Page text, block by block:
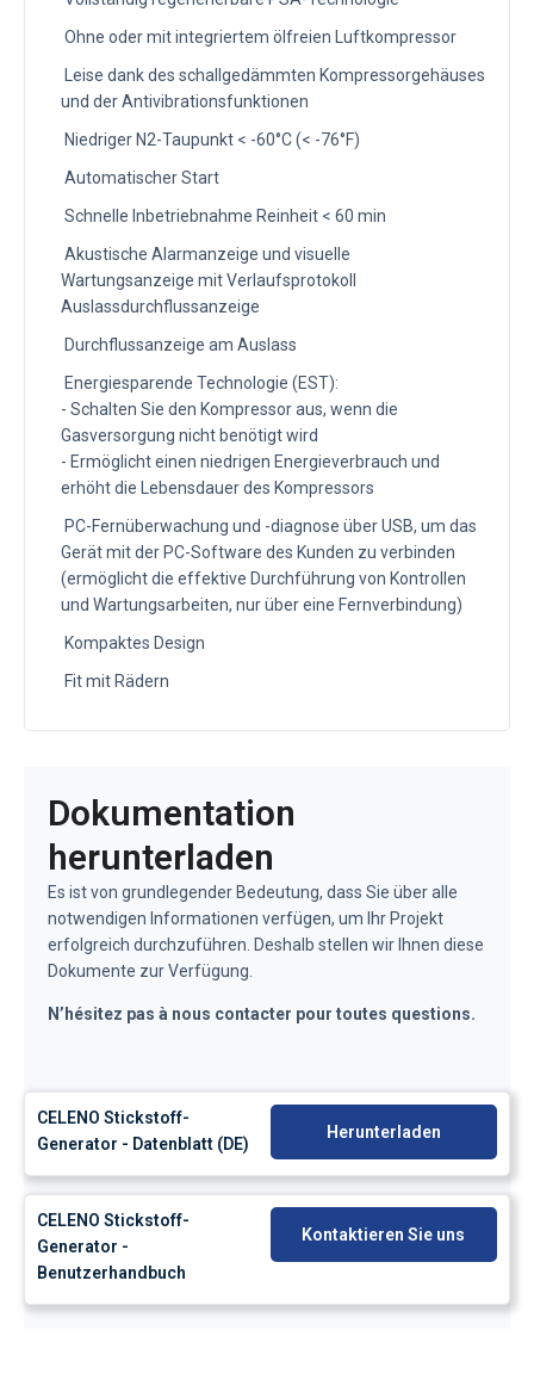
Ohne oder mit integriertem ölfreien Luftkompressor
Leise dank des schallgedämmten Kompressorgehäuses
und der Antivibrationsfunktionen
Niedriger N2-Taupunkt < -60°C (< -76°F)
Automatischer Start
Schnelle Inbetriebnahme Reinheit < 60 min
Akustische Alarmanzeige und visuelle
Wartungsanzeige mit Verlaufsprotokoll
Auslassdurchflussanzeige
Durchflussanzeige am Auslass
Energiesparende Technologie (EST):
- Schalten Sie den Kompressor aus, wenn die
Gasversorgung nicht benötigt wird
- Ermöglicht einen niedrigen Energieverbrauch und
erhöht die Lebensdauer des Kompressors
PC-Fernüberwachung und -diagnose über USB, um das
Gerät mit der PC-Software des Kunden zu verbinden
(ermöglicht die effektive Durchführung von Kontrollen
und Wartungsarbeiten, nur über eine Fernverbindung)
Kompaktes Design
Fit mit Rädern
Dokumentation
herunterladen
Es ist von grundlegender Bedeutung, dass Sie über alle
notwendigen Informationen verfügen, um Ihr Projekt
erfolgreich durchzuführen. Deshalb stellen wir Ihnen diese
Dokumente zur Verfügung.
N’hésitez pas à nous contacter pour toutes questions.
CELENO Stickstoff-
Generator - Datenblatt (DE)
Herunterladen
CELENO Stickstoff-
Generator -
Benutzerhandbuch
Kontaktieren Sie uns